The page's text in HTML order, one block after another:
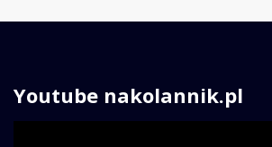
Youtube nakolannik.pl